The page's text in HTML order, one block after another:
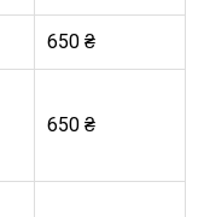
650 ₴
650 ₴